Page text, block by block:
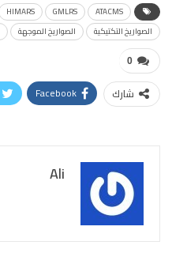
ATACMS
GMLRS
HIMARS
الصواريخ التكتيكية
الصواريخ الموجهة
0
شارك Facebook
Ali